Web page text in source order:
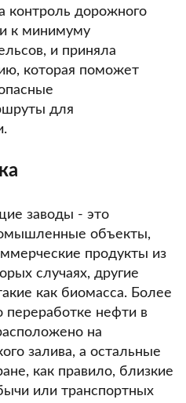
контроль дорожного
к минимуму
и приняла
которая поможет
для
заводы - это
объекты,
продукты из
случаях, другие
как биомасса. Более
нефти в
на
залива, а остальные
как правило, близкие
или транспортных